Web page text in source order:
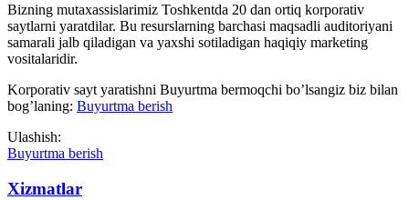
Bizning mutaxassislarimiz Toshkentda 20 dan ortiq korporativ
saytlarni yaratdilar. Bu resurslarning barchasi maqsadli auditoriyani
samarali jalb qiladigan va yaxshi sotiladigan haqiqiy marketing
vositalaridir.
Korporativ sayt yaratishni Buyurtma bermoqchi bo’lsangiz biz bilan
bog’laning: Buyurtma berish
Ulashish:
Buyurtma berish
Xizmatlar